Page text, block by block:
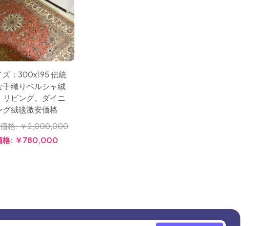
ズ：300x195 伝統
手織りペルシャ絨
リビング、ダイニ
グ絨毯激安価格
格:￥2,000,000
格: ￥780,000